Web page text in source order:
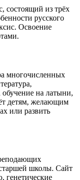
состоящий из трёх
русского
Освоение
многочисленных
обучение на латыни,
детям, желающим
или развить
школы. Сайт
генетические